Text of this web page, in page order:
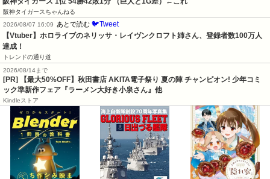
阪神タイガースちゃんねる
2026/08/07 16:09
あとで読む 🐦Tweet
【Vtuber】ホロライブのネリッサ・レイヴンクロフト姉さん、登録者数100万人
達成！
トレンドの通り道
2026/08/14まで
[PR] 【最大50%OFF】秋田書店 AKITA電子祭り 夏の陣 チャンピオン! 少年コミ
ック準新作フェア『ラーメン大好き小泉さん』他
Kindleストア